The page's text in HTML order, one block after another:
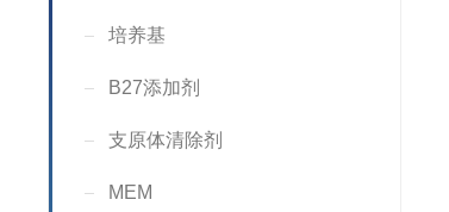
培养基
B27添加剂
支原体清除剂
MEM